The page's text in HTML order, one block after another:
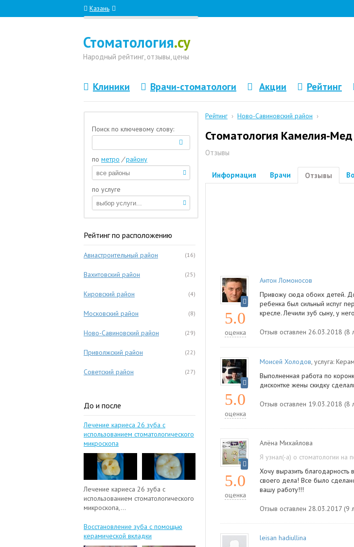
Казань
Стоматология.су
Народный рейтинг, отзывы, цены
Клиники Врачи-стоматологи Акции Рейтинг
Рейтинг › Ново-Савиновский район ›
Стоматология Камелия-Мед
Отзывы
Информация Врачи Отзывы
5.0
оценка
Антон Ломоносов
Привожу сюда обоих детей.
ребенка был сильный испуг
кресле. Лечили зуб сыну, у
Отзыв оставлен 26.03.2018 (8
5.0
оценка
Моисей Холодов, услуга:
Выполненная работа по
дисконтке жены скидку
Отзыв оставлен 19.03.2018 (8
5.0
оценка
Алёна Михайлова
Я узнал(-а) о стоматологии на
Хочу выразить
своего дела! Все было
вашу работу!!!
Отзыв оставлен 28.03.2017 (9
leisan hadiullina
Поиск по ключевому слову:
по метро / району
по услуге
Рейтинг по расположению
(16)
Авиастроительный район
(25)
Вахитовский район
(4)
Кировский район
(8)
Московский район
(29)
Ново-Савиновский район
(22)
Приволжский район
(27)
Советский район
До и после
Лечение кариеса 26 зуба с
использованием стоматологического
микроскопа
Лечение кариеса 26 зуба с
использованием стоматологического
микроскопа,...
Восстановление зуба с помощью
керамической вкладки